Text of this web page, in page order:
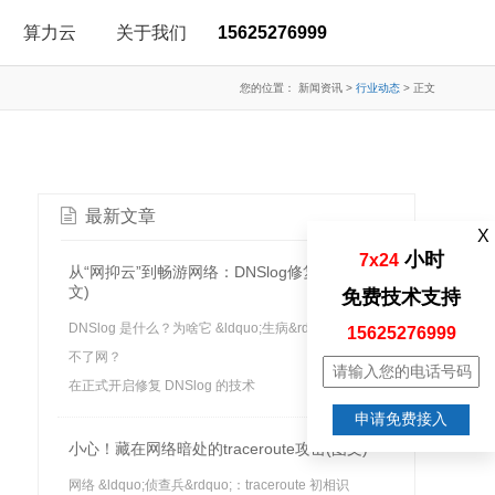
15625276999
算力云 关于我们
您的位置：新闻资讯 >行业动态 >正文
最新文章
从“网抑云”到畅游网络：DNSlog修复秘籍(图
文)
DNSlog 是什么？为啥它 &ldquo;生病&rdquo; 我就上
不了网？
在正式开启修复 DNSlog 的技术
小心！藏在网络暗处的traceroute攻击(图文)
网络 &ldquo;侦查兵&rdquo;：traceroute 初相识
X
7x24小时
免费技术支持
15625276999
申请免费接入